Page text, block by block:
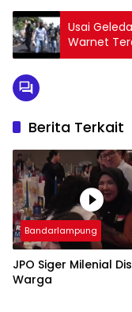
Usai
Warnet
Berita Terkait
Bandarlampung
JPO Siger Milenial
Warga